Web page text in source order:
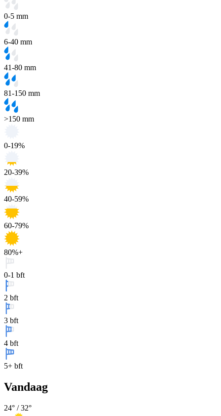
0-5 mm
6-40 mm
41-80 mm
81-150 mm
>150 mm
0-19%
20-39%
40-59%
60-79%
80%+
0-1 bft
2 bft
3 bft
4 bft
5+ bft
Vandaag
24° /32°